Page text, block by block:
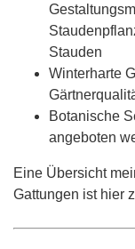
Stauden
Winterharte
Botanische
angeboten
Eine Übersicht
Gattungen ist hier